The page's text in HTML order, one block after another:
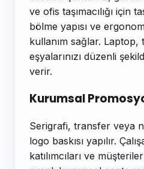
ve ofis taşımacılığı için
bölme yapısı ve
kullanım sağlar.
eşyalarınızı düzenli
verir.
Kurumsal
Serigrafi, transfer veya
logo baskısı yapılır.
katılımcıları ve